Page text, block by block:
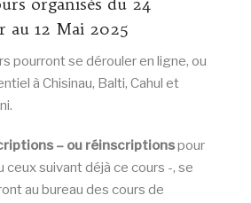
au 12 Mai 2025
pourront se dérouler en ligne, ou
à Chisinau, Balti, Cahul et
– ou réinscriptionspour
ceux suivant déjà ce cours -, se
au bureau des cours de